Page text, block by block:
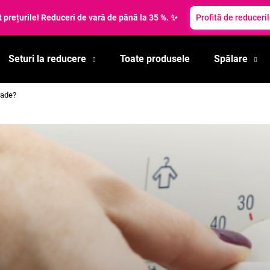
Reduceri de vară de până la 35 %. ✨ Profită de
Seturi la reducere Toate produsele Spălare
Ce căutaţi?